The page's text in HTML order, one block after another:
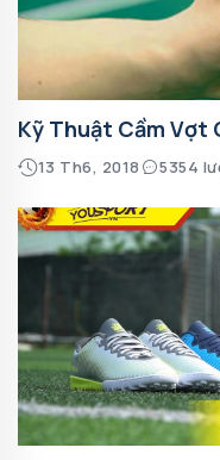
Kỹ Thuật Cầm Vợt
13 Th6, 2018 5354